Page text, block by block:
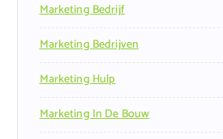
Marketing Bedrijf
Marketing Bedrijven
Marketing Hulp
Marketing In De Bouw